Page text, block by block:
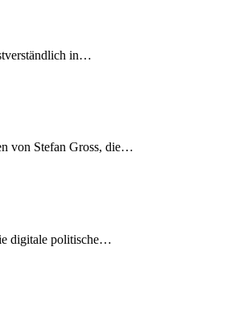
in…
von Stefan Gross, die…
digitale politische…